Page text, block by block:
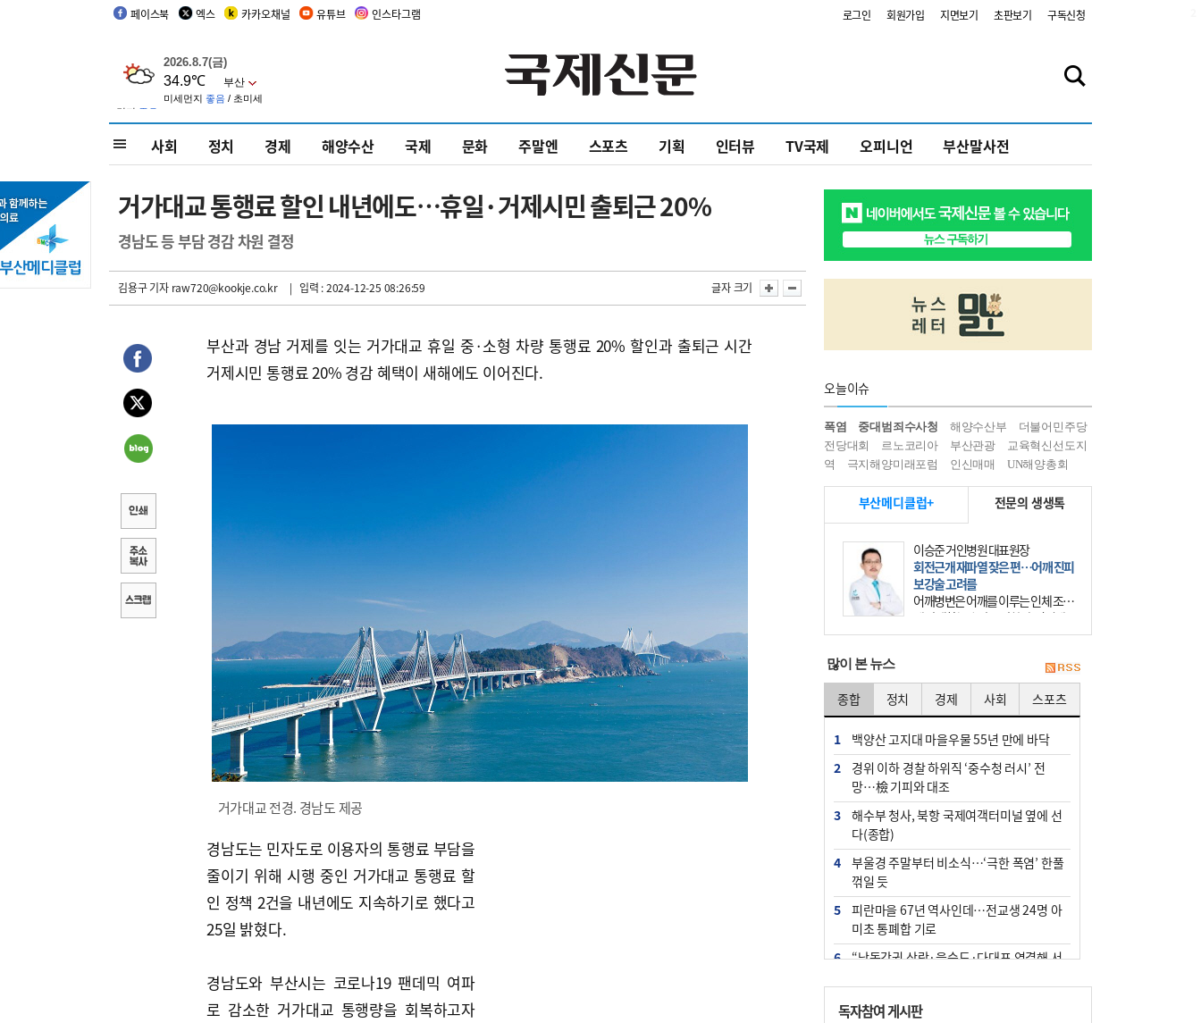
페이스북 엑스 카카오채널 유튜브 인스타그램 로그인 회원가입 지면보기 초판보기 구독신청
사회 정치 경제 해양수산 국제 문화 주말엔 스포츠 기획 인터뷰 TV국제 오피니언 부산말사전
거가대교 통행료 할인 내년에도…휴일·거제시민 출퇴근 20%
경남도 등 부담 경감 차원 결정
김용구 기자raw720@kookje.co.kr | 입력 : 2024-12-25 08:26:59 글자 크기
부산과 경남 거제를 잇는 거가대교 휴일 중·소형 차량 통행료 20% 할인과 출퇴근 시간
거제시민 통행료 20% 경감 혜택이 새해에도 이어진다.
거가대교 전경. 경남도 제공
경남도는 민자도로 이용자의 통행료 부담을
줄이기 위해 시행 중인 거가대교 통행료 할
인 정책 2건을 내년에도 지속하기로 했다고
25일 밝혔다.
경남도와 부산시는 코로나19 팬데믹 여파
로 감소한 거가대교 통행량을 회복하고자
오늘이슈
폭염 중대범죄수사청 해양수산부
더불어민주당
전당대회
르노코리아 부산관광
교육혁신선도지
역
극지해양미래포럼 인신매매 UN해양총회
부산메디클럽+ 전문의 생생톡
이승준 거인병원 대표원장
회전근개 재파열 잦은 편…어깨 진피
보강술 고려를
어깨병변은 어깨를 이루는 인체 조직
에 발생하는 손상을 말한다. 여기에
는 오십견과 회전근개 증후군, 어깨
많이 본 뉴스
종합 정치 경제 사회 스포츠
1
백양산 고지대 마을우물 55년 만에 바닥
2
경위 이하 경찰 하위직 ‘중수청 러시’ 전
망…檢 기피와 대조
3
해수부 청사, 북항 국제여객터미널 옆에 선
다(종합)
4
부울경 주말부터 비소식…‘극한 폭염’ 한풀
꺾일 듯
5
피란마을 67년 역사인데…전교생 24명 아
미초 통폐합 기로
6
“낙동강권 삼락·을숙도·다대포 연결해 서
7
오늘의 날씨- 2026년 8월 7일
독자참여 게시판